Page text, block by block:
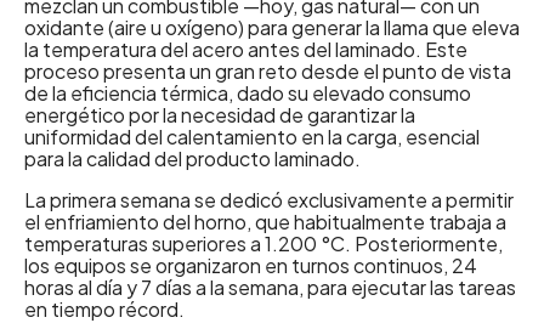
oxidante (aire u oxígeno) para generar la llama que eleva
la temperatura del acero antes del laminado. Este
proceso presenta un gran reto desde el punto de vista
de la eficiencia térmica, dado su elevado consumo
energético por la necesidad de garantizar la
uniformidad del calentamiento en la carga, esencial
para la calidad del producto laminado.
La primera semana se dedicó exclusivamente a permitir
el enfriamiento del horno, que habitualmente trabaja a
temperaturas superiores a 1.200 °C. Posteriormente,
los equipos se organizaron en turnos continuos, 24
horas al día y 7 días a la semana, para ejecutar las tareas
en tiempo récord.